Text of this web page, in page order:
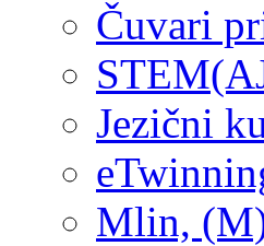
Čuvari
Jezični
Mlin,